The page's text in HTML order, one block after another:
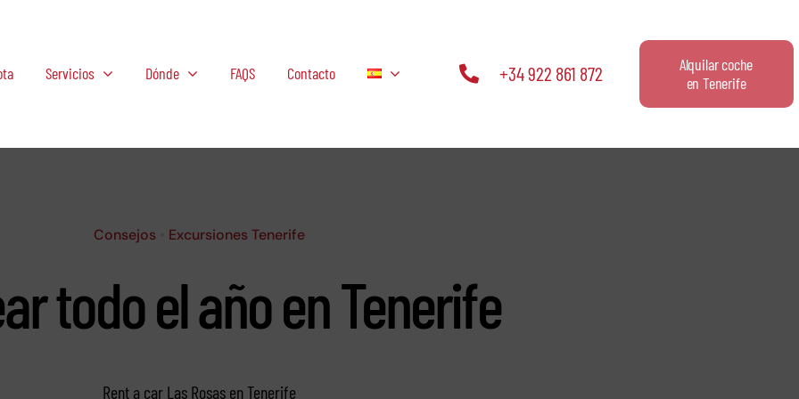
Servicios Dónde FAQS Contacto +34 922 861 872
Alquilar coche
en Tenerife
Consejos Excursiones Tenerife
todo el año en Tenerife
Rent a car Las Rosas en Tenerife